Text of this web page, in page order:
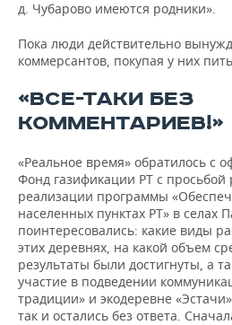
д. Чубарово имеются родники».
Пока люди действительно
коммерсантов, покупая у них
«ВСЕ-ТАКИ БЕЗ
КОММЕНТАРИЕВ!»
«Реальное время» обратилось с
Фонд газификации РТ с просьбой
реализации программы
населенных пунктах РТ» в селах
поинтересовались: какие виды
этих деревнях, на какой объем
результаты были достигнуты, а
участие в подведении
традиции» и экодеревне
так и остались без ответа.